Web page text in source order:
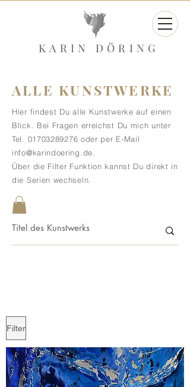
KARIN DÖRING
ALLE KUNSTWERKE
Hier findest Du alle Kunstwerke auf einen
Blick. Bei Fragen erreichst Du mich unter
Tel. 01703289276 oder per E-Mail
info@karindoering.de
Über die Filter Funktion kannst Du direkt in
die Serien wechseln.
Filter